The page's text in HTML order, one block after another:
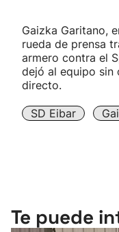
Gaizka Garitano,
rueda de prensa
armero contra el
dejó al equipo sin
directo.
SD Eibar
Te puede